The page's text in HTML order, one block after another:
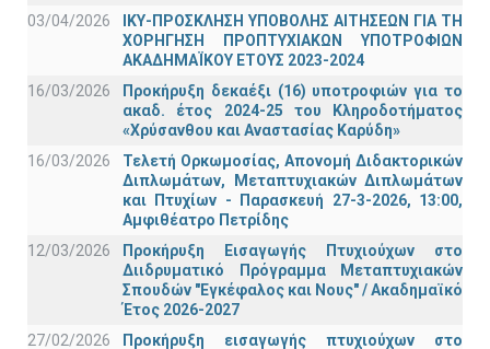
03/04/2026
ΙΚΥ-ΠΡΟΣΚΛΗΣΗ ΥΠΟΒΟΛΗΣ ΑΙΤΗΣΕΩΝ ΓΙΑ ΤΗ
ΧΟΡΗΓΗΣΗ ΠΡΟΠΤΥΧΙΑΚΩΝ ΥΠΟΤΡΟΦΙΩΝ
ΑΚΑΔΗΜΑΪΚΟΥ ΕΤΟΥΣ 2023-2024
16/03/2026
Προκήρυξη δεκαέξι (16) υποτροφιών για το
ακαδ. έτος 2024-25 του Κληροδοτήματος
«Χρύσανθου και Αναστασίας Καρύδη»
16/03/2026
Τελετή Ορκωμοσίας, Απονομή Διδακτορικών
Διπλωμάτων, Μεταπτυχιακών Διπλωμάτων
και Πτυχίων - Παρασκευή 27-3-2026, 13:00,
Αμφιθέατρο Πετρίδης
12/03/2026
Προκήρυξη Εισαγωγής Πτυχιούχων στο
Διιδρυματικό Πρόγραμμα Μεταπτυχιακών
Σπουδών "Εγκέφαλος και Νους" / Ακαδημαϊκό
Έτος 2026-2027
27/02/2026
Προκήρυξη εισαγωγής πτυχιούχων στo